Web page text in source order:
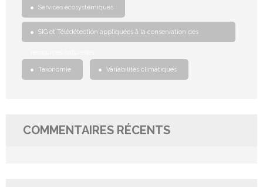
Services écosystémiques
SIG et Télédétection appliquées à la conservation des
Taxonomie Variabilités climatiques
COMMENTAIRES RÉCENTS